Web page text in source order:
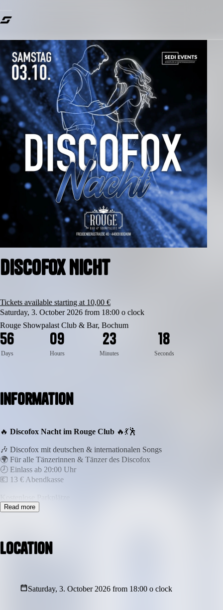
Discofox Nicht
Tickets available starting at 10,00 €
Saturday, 3. October 2026 from 18:00 o clock
Rouge Showpalast Club & Bar, Bochum
56
Days
09
Hours
23
Minutes
18
Seconds
Information
🔥 Discofox Nacht im Rouge Club 🔥💃🕺
🎶 Discofox mit deutschen & internationalen Songs
🌍 Für alle Tänzerinnen & Tänzer des Discofox
🕗 Einlass ab 20:00 Uhr
💶 13 € Abendkasse
Rhythmus, Leidenschaft und bester Stimmung!
Tanzen, feiern und gemeinsam die Tanzfläche zum Beben
Nicht verpassen – wir sehen uns auf der Tanzfläche! 🕺💃
Read more
Location
Saturday, 3. October 2026 from 18:00 o clock